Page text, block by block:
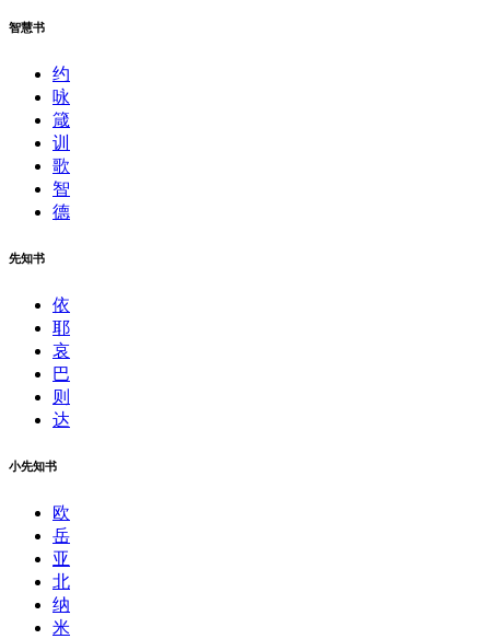
智慧书
约
咏
箴
训
歌
智
德
先知书
依
耶
哀
巴
则
达
小先知书
欧
岳
亚
北
纳
米